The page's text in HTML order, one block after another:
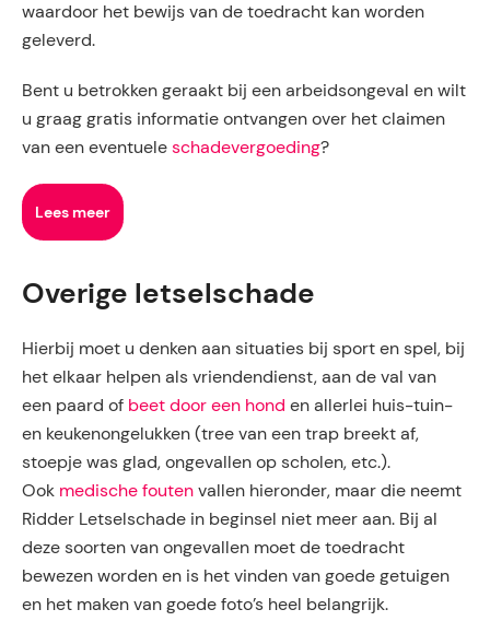
waardoor het bewijs van de toedracht kan worden
geleverd.
Bent u betrokken geraakt bij een arbeidsongeval en wilt
u graag gratis informatie ontvangen over het claimen
van een eventuele schadevergoeding?
Lees meer
Overige letselschade
Hierbij moet u denken aan situaties bij sport en spel, bij
het elkaar helpen als vriendendienst, aan de val van
een paard of beet door een hond en allerlei huis-tuin-
en keukenongelukken (tree van een trap breekt af,
stoepje was glad, ongevallen op scholen, etc.).
Ook medische fouten vallen hieronder, maar die neemt
Ridder Letselschade in beginsel niet meer aan. Bij al
deze soorten van ongevallen moet de toedracht
bewezen worden en is het vinden van goede getuigen
en het maken van goede foto’s heel belangrijk.